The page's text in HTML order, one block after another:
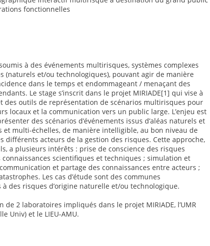
fonctionnelles
à des événements multirisques, systèmes complexes
(naturels et/ou technologiques), pouvant agir de manière
dans le temps et endommageant / menaçant des
Le stage s’inscrit dans le projet MIRIADE[1] qui vise à
des outils de représentation de scénarios multirisques pour
locaux et la communication vers un public large. L’enjeu est
des scénarios d’événements issus d’aléas naturels et
et multi-échelles, de manière intelligible, au bon niveau de
différents acteurs de la gestion des risques. Cette approche,
a plusieurs intérêts : prise de conscience des risques
scientifiques et techniques ; simulation et
et partage des connaissances entre acteurs ;
Les cas d’étude sont des communes
des risques d’origine naturelle et/ou technologique.
de 2 laboratoires impliqués dans le projet MIRIADE, l’UMR
Univ) et le LIEU-AMU.